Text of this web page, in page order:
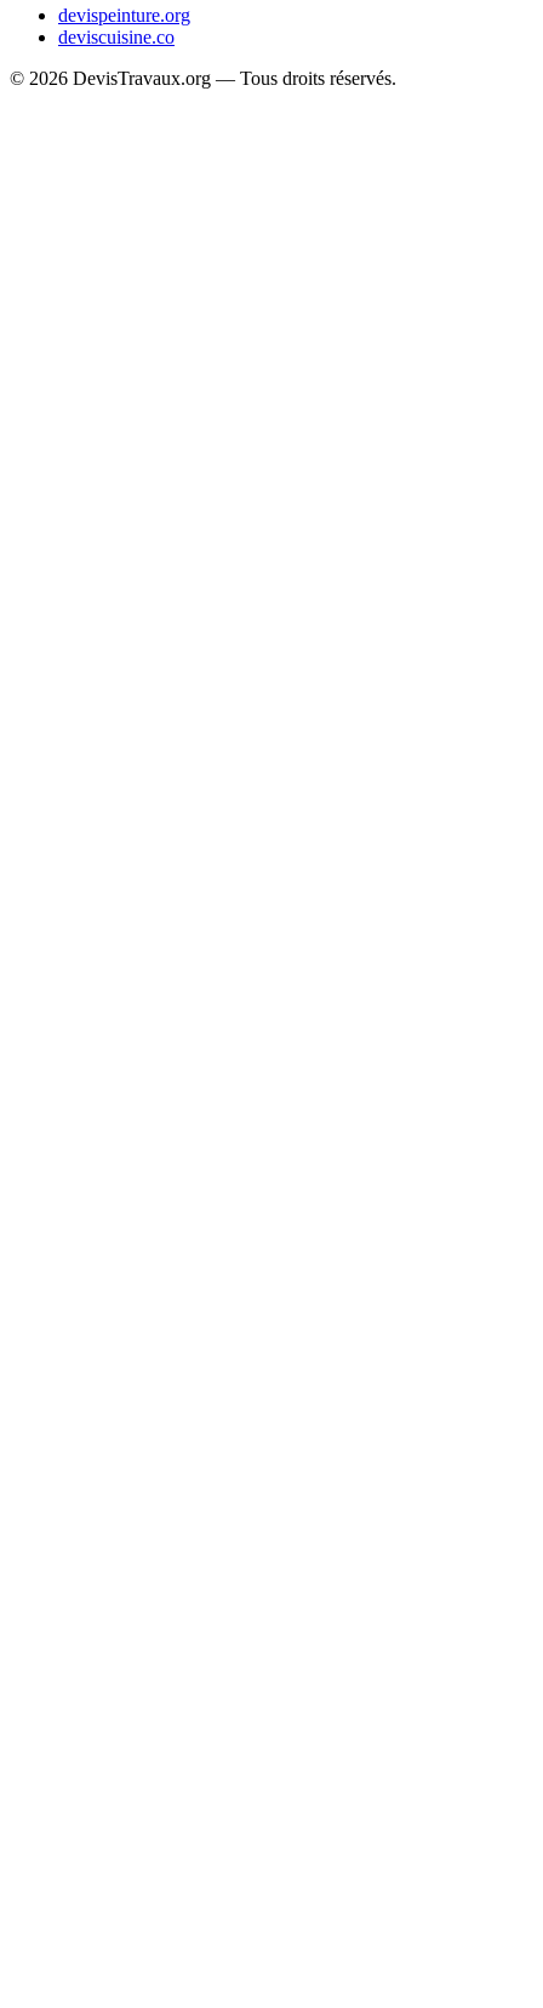
devispeinture.org
deviscuisine.co
© 2026 DevisTravaux.org — Tous droits réservés.